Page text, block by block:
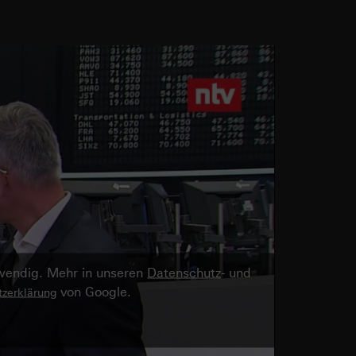
Mehr in unseren Datenschutz- und
von Google.